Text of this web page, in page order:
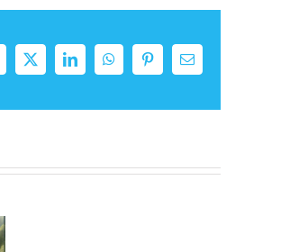
TwitterLinkedInWhatsAppPinterestEmail